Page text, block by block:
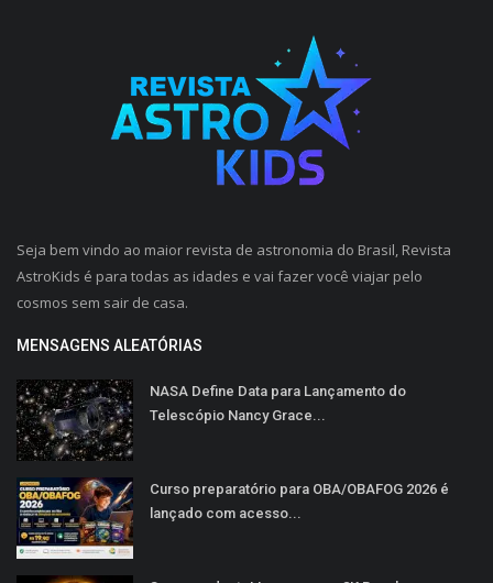
Seja bem vindo ao maior revista de astronomia do Brasil, Revista
AstroKids é para todas as idades e vai fazer você viajar pelo
cosmos sem sair de casa.
MENSAGENS ALEATÓRIAS
NASA Define Data para Lançamento do
Telescópio Nancy Grace...
Curso preparatório para OBA/OBAFOG 2026 é
lançado com acesso...